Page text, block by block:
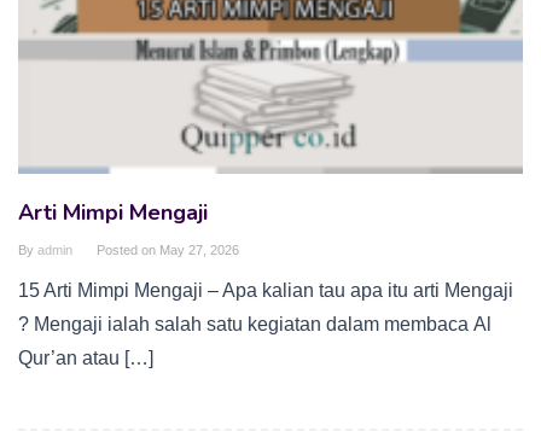
Arti Mimpi Mengaji
By admin Posted on May 27, 2026
15 Arti Mimpi Mengaji – Apa kalian tau apa itu arti Mengaji
? Mengaji ialah salah satu kegiatan dalam membaca Al
Qur’an atau […]